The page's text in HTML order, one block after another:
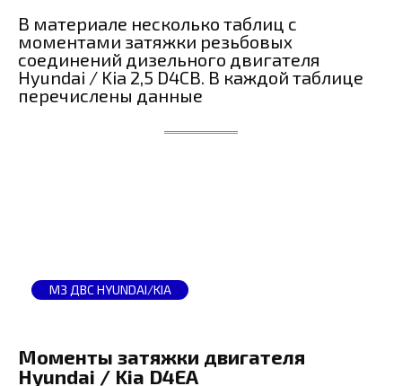
В материале несколько таблиц с
моментами затяжки резьбовых
соединений дизельного двигателя
Hyundai / Kia 2,5 D4CB. В каждой таблице
перечислены данные
МЗ ДВС HYUNDAI/KIA
Моменты затяжки двигателя
Hyundai / Kia D4EA